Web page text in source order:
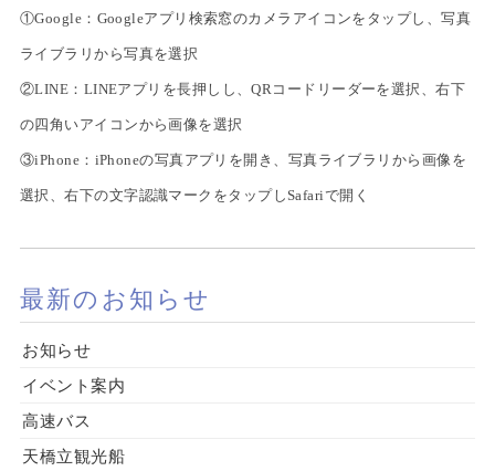
①Google：Googleアプリ検索窓のカメラアイコンをタップし、写真
ライブラリから写真を選択
②LINE：LINEアプリを長押しし、QRコードリーダーを選択、右下
の四角いアイコンから画像を選択
③iPhone：iPhoneの写真アプリを開き、写真ライブラリから画像を
選択、右下の文字認識マークをタップしSafariで開く
最新のお知らせ
お知らせ
イベント案内
高速バス
天橋立観光船